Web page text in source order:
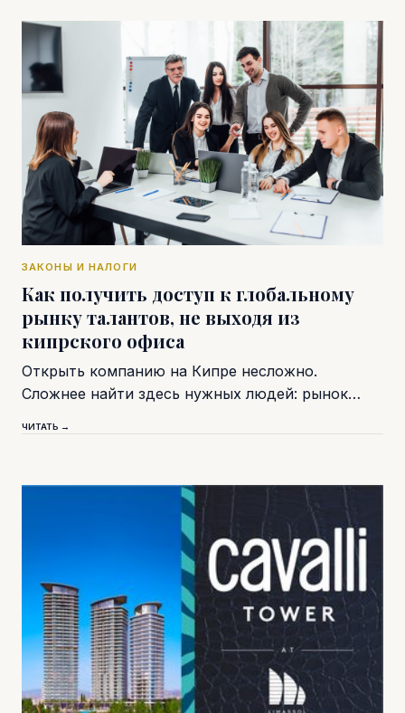
ЗАКОНЫ И НАЛОГИ
Как получить доступ к глобальному
рынку талантов, не выходя из
кипрского офиса
Открыть компанию на Кипре несложно.
Сложнее найти здесь нужных людей: рынок…
ЧИТАТЬ →